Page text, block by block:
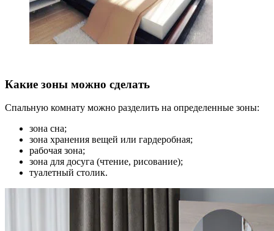
Какие зоны можно сделать
Спальную комнату можно разделить на определенные зоны:
зона сна;
зона хранения вещей или гардеробная;
рабочая зона;
зона для досуга (чтение, рисование);
туалетный столик.